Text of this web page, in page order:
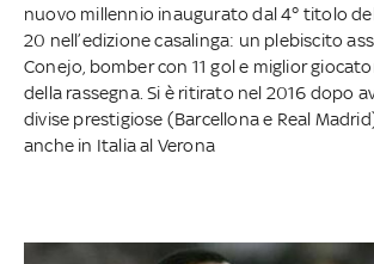
nuovo millennio inaugurato dal 4° titolo
20 nell’edizione casalinga: un plebiscito
Conejo, bomber con 11 gol e miglior
della rassegna. Si è ritirato nel 2016 dopo
divise prestigiose (Barcellona e Real
anche in Italia al Verona